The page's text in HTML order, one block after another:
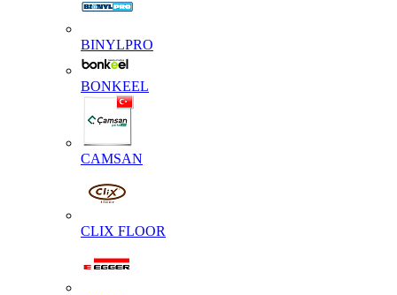
BINYLPRO
BONKEEL
CAMSAN
CLIX FLOOR